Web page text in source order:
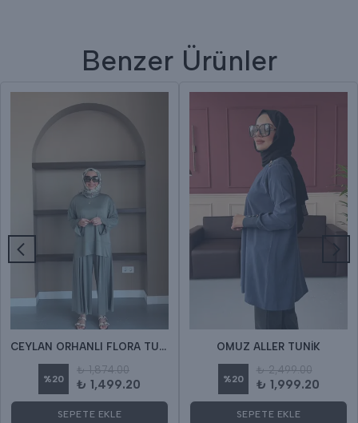
Benzer Ürünler
CEYLAN ORHANLI FLORA TUNİK
%20
₺ 1,874.00
₺ 1,499.20
SEPETE EKLE
OMUZ ALLER TUNİK
%20
₺ 2,499.00
₺ 1,999.20
SEPETE EKLE